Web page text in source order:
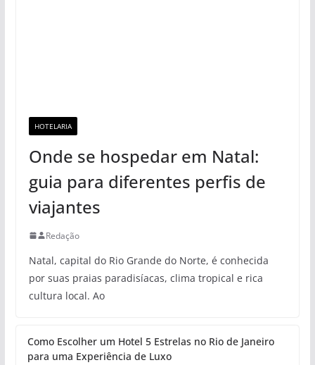
HOTELARIA
Onde se hospedar em Natal:
guia para diferentes perfis de
viajantes
Redação
Natal, capital do Rio Grande do Norte, é conhecida
por suas praias paradisíacas, clima tropical e rica
cultura local. Ao
Como Escolher um Hotel 5 Estrelas no Rio de Janeiro
para uma Experiência de Luxo